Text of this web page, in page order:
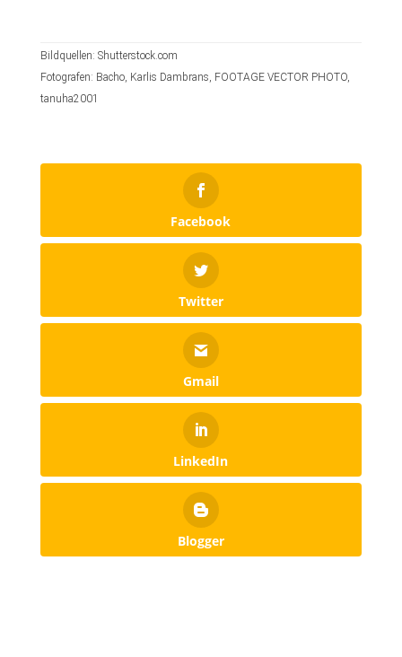
Bildquellen: Shutterstock.com
Fotografen: Bacho, Karlis Dambrans, FOOTAGE VECTOR PHOTO,
tanuha2001
Facebook
Twitter
Gmail
LinkedIn
Blogger